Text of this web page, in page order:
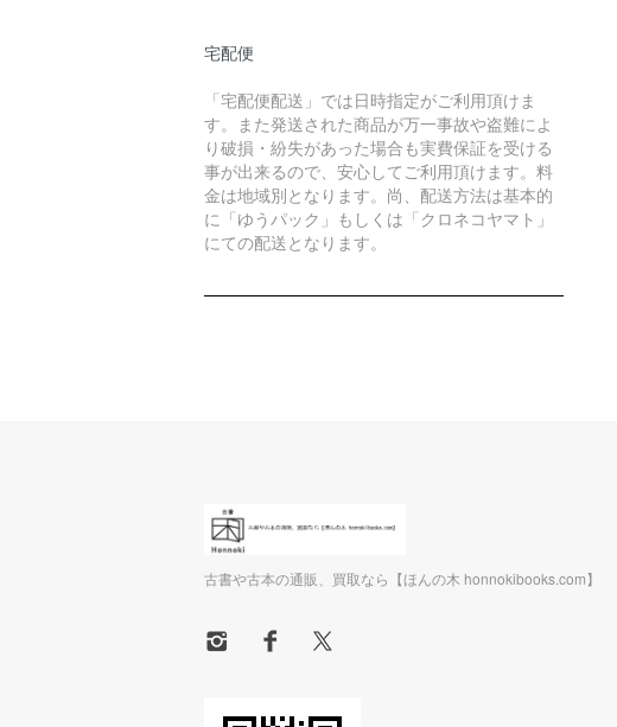
宅配便
「宅配便配送」では日時指定がご利用頂けま
す。また発送された商品が万一事故や盗難によ
り破損・紛失があった場合も実費保証を受ける
事が出来るので、安心してご利用頂けます。料
金は地域別となります。尚、配送方法は基本的
に「ゆうパック」もしくは「クロネコヤマト」
にての配送となります。
古書や古本の通販、買取なら【ほんの木 honnokibooks.com】